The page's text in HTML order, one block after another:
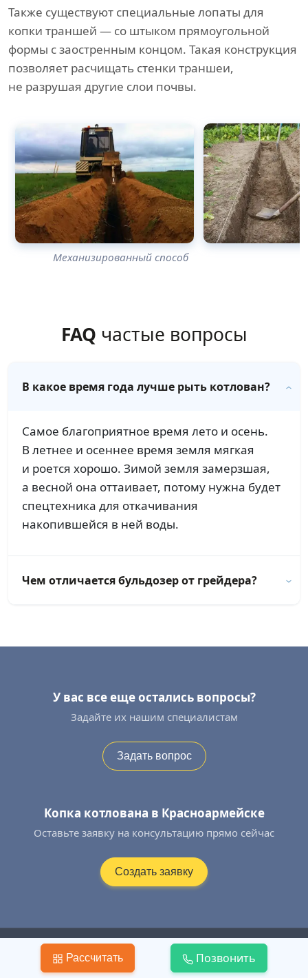
Также существуют специальные лопаты для
копки траншей — со штыком прямоугольной
формы с заостренным концом. Такая конструкция
позволяет расчищать стенки траншеи,
не разрушая другие слои почвы.
Механизированный способ
FAQ частые вопросы
В какое время года лучше рыть котлован?
Самое благоприятное время лето и осень.
В летнее и осеннее время земля мягкая
и роется хорошо. Зимой земля замерзшая,
а весной она оттаивает, потому нужна будет
спецтехника для откачивания
накопившейся в ней воды.
Чем отличается бульдозер от грейдера?
У вас все еще остались вопросы?
Задайте их нашим специалистам
Задать вопрос
Копка котлована в Красноармейске
Оставьте заявку на консультацию прямо сейчас
Создать заявку
+7 (995) 577−52−42
Контакты|Политика КПД |Публичная Оферта
Рассчитать Позвонить